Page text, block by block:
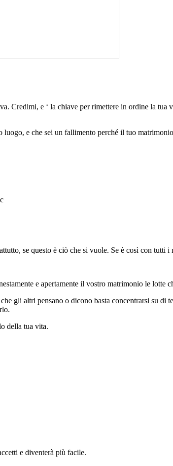
Credimi, e ‘ la chiave per rimettere in ordine la
e che sei un fallimento perché il tuo
se questo è ciò che si vuole. Se è così con tutti i
e apertamente il vostro matrimonio le
gli altri pensano o dicono basta concentrarsi su di
della tua vita.
e diventerà più facile.